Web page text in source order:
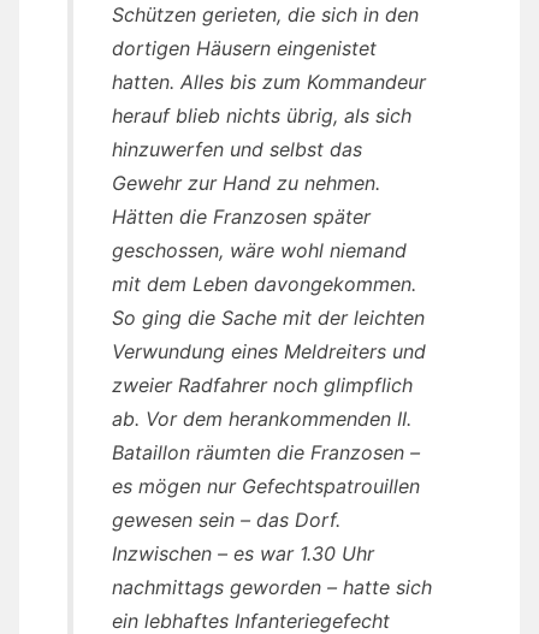
Schützen gerieten, die sich in den
dortigen Häusern eingenistet
hatten. Alles bis zum Kommandeur
herauf blieb nichts übrig, als sich
hinzuwerfen und selbst das
Gewehr zur Hand zu nehmen.
Hätten die Franzosen später
geschossen, wäre wohl niemand
mit dem Leben davongekommen.
So ging die Sache mit der leichten
Verwundung eines Meldreiters und
zweier Radfahrer noch glimpflich
ab. Vor dem herankommenden II.
Bataillon räumten die Franzosen –
es mögen nur Gefechtspatrouillen
gewesen sein – das Dorf.
Inzwischen – es war 1.30 Uhr
nachmittags geworden – hatte sich
ein lebhaftes Infanteriegefecht